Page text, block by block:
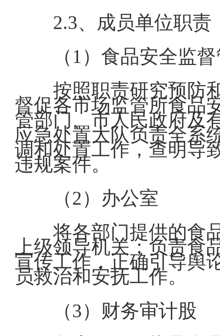
2.3、成员单位职责
（1）食品安全监
按照职责研究预防
督促各市场监管所食品
管部门、市人民政府及
应急处置大队负责全系
调和处置工作，查明导
违规案件。
（2）办公室
将各部门提供的食
上级领导机关；负责食
宣传工作，正确引导舆
员救治和安抚工作。
（3）财务审计股